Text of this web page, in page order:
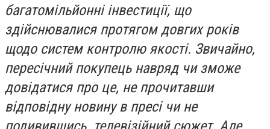
багатомільйонні інвестиції, що
здійснювалися протягом довгих років
щодо систем контролю якості. Звичайно,
пересічний покупець навряд чи зможе
довідатися про це, не прочитавши
відповідну новину в пресі чи не